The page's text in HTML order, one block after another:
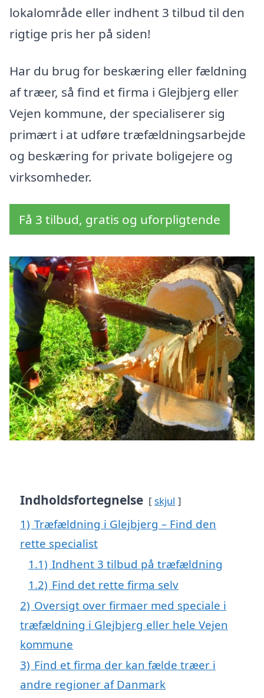
lokalområde eller indhent 3 tilbud til den
rigtige pris her på siden!
Har du brug for beskæring eller fældning
af træer, så find et firma i Glejbjerg eller
Vejen kommune, der specialiserer sig
primært i at udføre træfældningsarbejde
og beskæring for private boligejere og
virksomheder.
Få 3 tilbud, gratis og uforpligtende
Indholdsfortegnelse skjul
1) Træfældning i Glejbjerg – Find den
rette specialist
1.1) Indhent 3 tilbud på træfældning
1.2) Find det rette firma selv
2) Oversigt over firmaer med speciale i
træfældning i Glejbjerg eller hele Vejen
kommune
3) Find et firma der kan fælde træer i
andre regioner af Danmark